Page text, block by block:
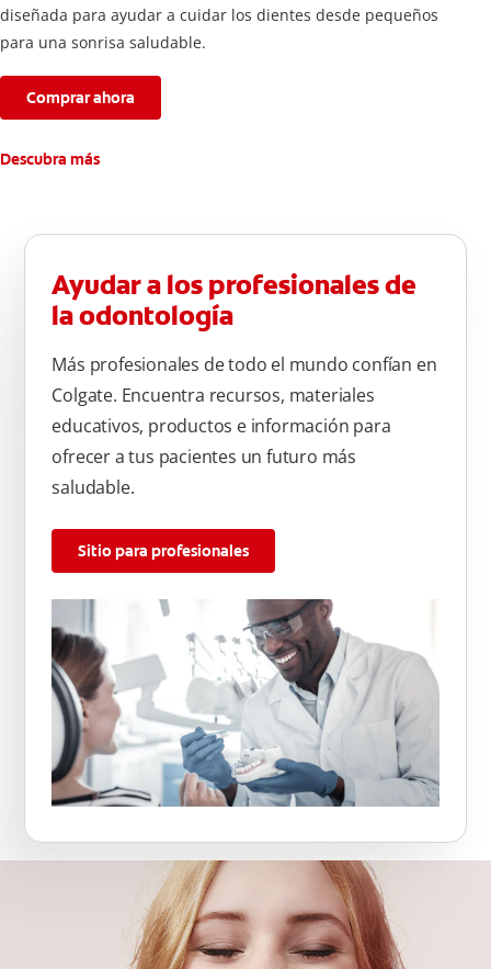
diseñada para ayudar a cuidar los dientes desde pequeños
para una sonrisa saludable.
Comprar ahora
Descubra más
Ayudar a los profesionales de
la odontología
Más profesionales de todo el mundo confían en
Colgate. Encuentra recursos, materiales
educativos, productos e información para
ofrecer a tus pacientes un futuro más
saludable.
Sitio para profesionales